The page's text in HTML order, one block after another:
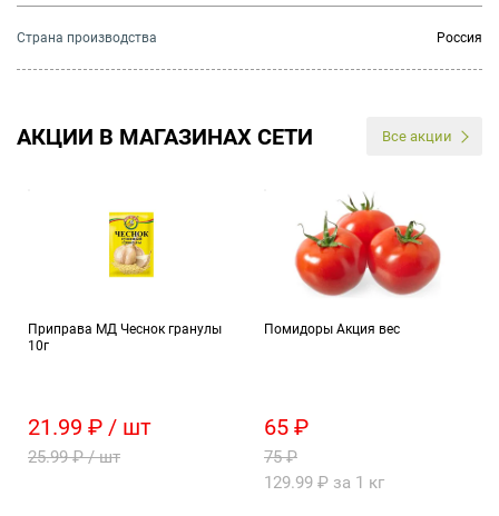
Страна производства Россия
АКЦИИ В МАГАЗИНАХ СЕТИ Все акции
Приправа МД Чеснок гранулы
10г
21.99 ₽ / шт
25.99 ₽ / шт
Помидоры Акция вес
65 ₽
75 ₽
129.99 ₽ за 1 кг